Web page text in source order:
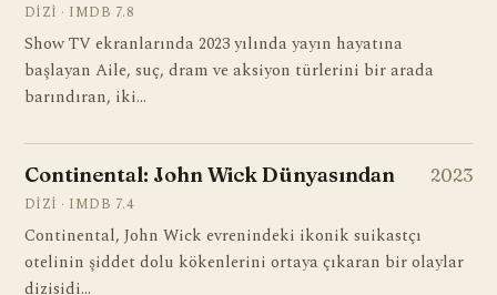
DIZI · IMDB 7.8
Show TV ekranlarında 2023 yılında yayın hayatına
başlayan Aile, suç, dram ve aksiyon türlerini bir arada
barındıran, iki…
Continental: John Wick Dünyasından 2023
DIZI · IMDB 7.4
Continental, John Wick evrenindeki ikonik suikastçı
otelinin şiddet dolu kökenlerini ortaya çıkaran bir olaylar
dizisidi…